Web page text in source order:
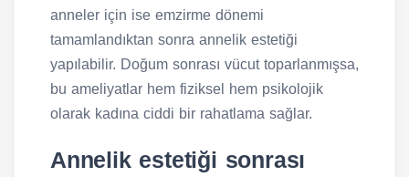
anneler için ise emzirme dönemi
tamamlandıktan sonra annelik estetiği
yapılabilir. Doğum sonrası vücut toparlanmışsa,
bu ameliyatlar hem fiziksel hem psikolojik
olarak kadına ciddi bir rahatlama sağlar.
Annelik estetiği sonrası